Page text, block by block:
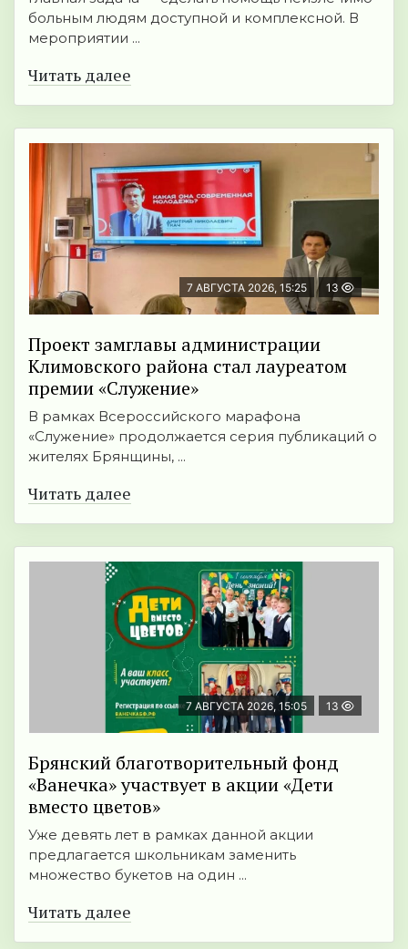
больным людям доступной и комплексной. В
мероприятии ...
Читать далее
7 АВГУСТА 2026, 15:25 13
Проект замглавы администрации
Климовского района стал лауреатом
премии «Служение»
В рамках Всероссийского марафона
«Служение» продолжается серия публикаций о
жителях Брянщины, ...
Читать далее
7 АВГУСТА 2026, 15:05 13
Брянский благотворительный фонд
«Ванечка» участвует в акции «Дети
вместо цветов»
Уже девять лет в рамках данной акции
предлагается школьникам заменить
множество букетов на один ...
Читать далее